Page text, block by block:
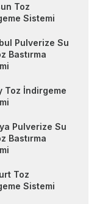
Toz
Sistemi
Pulverize Su
Bastırma
Toz İndirgeme
Pulverize Su
Bastırma
Toz
Sistemi